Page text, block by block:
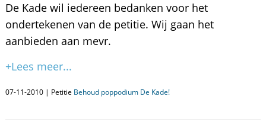
De Kade wil iedereen bedanken voor het
ondertekenen van de petitie. Wij gaan het
aanbieden aan mevr.
+Lees meer...
07-11-2010 | Petitie Behoud poppodium De Kade!